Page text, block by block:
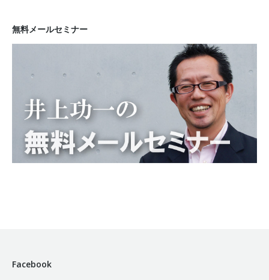
無料メールセミナー
Facebook